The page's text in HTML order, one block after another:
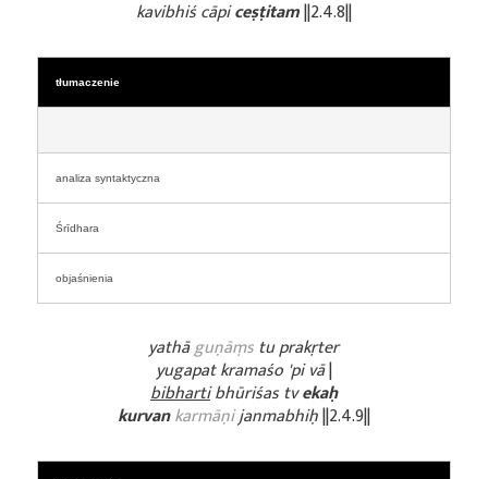
kavibhiś cāpiceṣṭitam||2.4.8||
tłumaczenie
analiza syntaktyczna
Śrīdhara
objaśnienia
yathāguṇāṃs tu prakṛter
yugapat kramaśo 'pi vā|
bibhartibhūriśas tvekaḥ
kurvankarmāṇijanmabhiḥ||2.4.9||